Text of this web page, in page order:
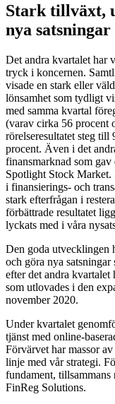
Stark tillväxt,
nya satsningar
Det andra kvartalet har
tryck i koncernen.
visade en stark eller
lönsamhet som tydligt
med samma kvartal
(varav cirka 56 procent
rörelseresultatet steg
procent. Även i det
finansmarknad som
Spotlight Stock
i finansierings- och
stark efterfrågan i
förbättrade resultatet
lyckats med i våra
Den goda utvecklingen
och göra nya
efter det andra kvartalet
som utlovades i den
november 2020.
Under kvartalet
tjänst med online-
Förvärvet har massor
linje med vår strategi.
fundament,
FinReg Solutions.